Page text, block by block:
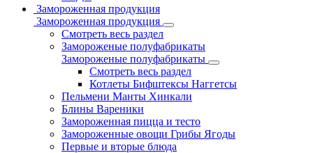
Замороженная продукция
Замороженная продукция
Смотреть весь раздел
Замороженые полуфабрикаты
Замороженые полуфабрикаты
Смотреть весь раздел
Котлеты Бифштексы Наггетсы
Пельмени Манты Хинкали
Блины Вареники
Замороженная пицца и тесто
Замороженные овощи Грибы Ягоды
Первые и вторые блюда